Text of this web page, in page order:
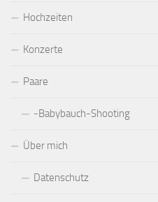
Hochzeiten
Konzerte
Paare
-Babybauch-Shooting
Über mich
Datenschutz